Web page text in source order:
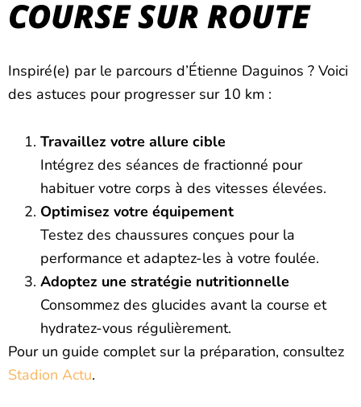
COURSE SUR ROUTE
Inspiré(e) par le parcours d’Étienne Daguinos ? Voici
des astuces pour progresser sur 10 km :
Travaillez votre allure cible
Intégrez des séances de fractionné pour
habituer votre corps à des vitesses élevées.
Optimisez votre équipement
Testez des chaussures conçues pour la
performance et adaptez-les à votre foulée.
Adoptez une stratégie nutritionnelle
Consommez des glucides avant la course et
hydratez-vous régulièrement.
Pour un guide complet sur la préparation, consultez
Stadion Actu.